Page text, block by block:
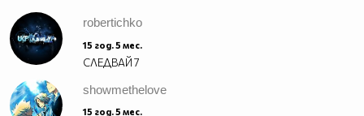
robertichko
15 год. 5 мес.
СЛЕДВАЙ7
showmethelove
15 год. 5 мес.